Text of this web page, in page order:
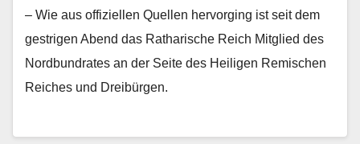
– Wie aus offiziellen Quellen hervorging ist seit dem
gestrigen Abend das Ratharische Reich Mitglied des
Nordbundrates an der Seite des Heiligen Remischen
Reiches und Dreibürgen.